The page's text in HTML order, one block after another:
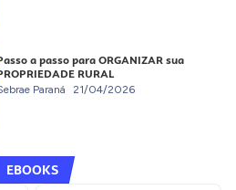
a passo para ORGANIZAR sua
RURAL
Paraná 21/04/2026
EBOOKS